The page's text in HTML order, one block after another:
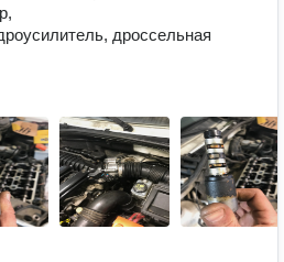
дроссельная